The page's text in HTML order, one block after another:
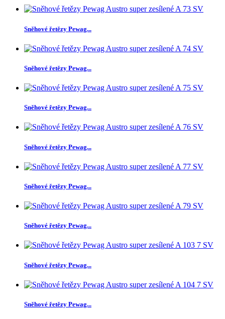
Sněhové řetězy Pewag...
Sněhové řetězy Pewag...
Sněhové řetězy Pewag...
Sněhové řetězy Pewag...
Sněhové řetězy Pewag...
Sněhové řetězy Pewag...
Sněhové řetězy Pewag...
Sněhové řetězy Pewag...